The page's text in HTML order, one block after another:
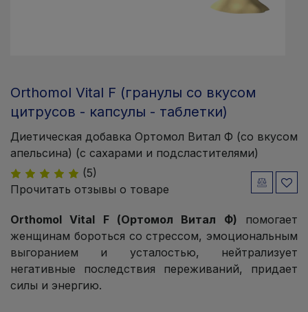
Orthomol Vital F (гранулы со вкусом
цитрусов - капсулы - таблетки)
Диетическая добавка Ортомол Витал Ф (со вкусом
апельсина) (с сахарами и подсластителями)
(5)
Прочитать отзывы о товаре
Orthomol Vital F (Ортомол Витал Ф) помогает
женщинам бороться со стрессом, эмоциональным
выгоранием и усталостью, нейтрализует
негативные последствия переживаний, придает
силы и энергию.